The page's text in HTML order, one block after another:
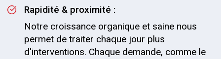
Rapidité & proximité :
Notre croissance organique et saine nous
permet de traiter chaque jour plus
d'interventions. Chaque demande, comme le